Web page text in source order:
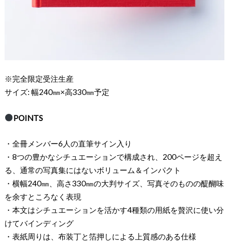
※完全限定受注生産
サイズ: 幅240㎜×高330㎜予定
POINTS
・全冊メンバー6人の直筆サイン入り
・8つの豊かなシチュエーションで構成され、200ページを超え
る、通常の写真集にはないボリューム＆インパクト
・横幅240㎜、高さ330㎜の大判サイズ、写真そのものの醍醐味
を余すところなく表現
・本文はシチュエーションを活かす4種類の用紙を贅沢に使い分
けてバインディング
・表紙周りは、布装丁と箔押しによる上質感のある仕様